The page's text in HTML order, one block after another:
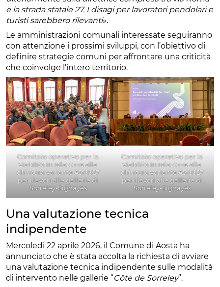
e la strada statale 27. I disagi per lavoratori pendolari e
turisti sarebbero rilevanti».
Le amministrazioni comunali interessate seguiranno
con attenzione i prossimi sviluppi, con l’obiettivo di
definire strategie comuni per affrontare una criticità
che coinvolge l’intero territorio.
Comitato operativo per la
viabilità in relazione alla
chiusura variante A5-SS27
per i lavori alle gallerie di
Sorreley-Signayes
Comitato operativo per la
viabilità in relazione alla
chiusura variante A5-SS27
per i lavori alle gallerie di
Sorreley-Signayes
Una valutazione tecnica
indipendente
Mercoledì 22 aprile 2026, il Comune di Aosta ha
annunciato che è stata accolta la richiesta di avviare
una valutazione tecnica indipendente sulle modalità
di intervento nelle gallerie “Côte de Sorreley”.